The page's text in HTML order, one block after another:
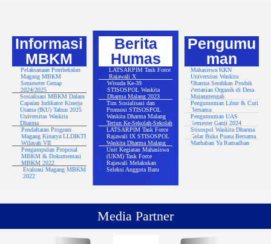
Informasi
MBKM
Pelaksanaan Pembekalan
Magang MBKM
Semeseter Genap
2024/2025
Sosialisasi MBKM Dalam
Capaian Indikator Kinerja
Utama (IKU) Tahun 2025
Universitas Waskita
Dharma
Pendaftaran Program
Magang Kinarya LLDIKTI
Wilayah VII
Pengumpulan Proposal
MBKM & Dokumentasi
MBKM 2022
Evaluasi Magang MBKM
2022
Berita
Humas
LATSARPIM Task Force
Rajawali X
Wisuda Ke-39
STISOSPOL Waskita
Dharma Malang 2023
Tim Sosialisasi dan
Promosi STISOSPOL
Waskita Dharma Malang
Terjun Ke-Sekolah-Sekolah
LATSARPIM Task Force
Rajawali IX STISOSPOL
Waskita Dharma Malang
Unit Kegiatan Mahasiswa
(UKM) Task Force
Rajawali Melakukan
Seleksi Anggota Baru
Pengumu
man
Mahasiswa KKN
Universitas Waskita
Dharma Serahkan Produk
Pertanian Organik di Desa
Majangtengah
Pengumuman Libur & Cuti
Bersama
Pengumuman UAS
Semester Ganji 2024
Stisospol Waskita Dharma
Gelar Buka Puasa Bersama
Marhaban Ya Ramadhan
Media Partner